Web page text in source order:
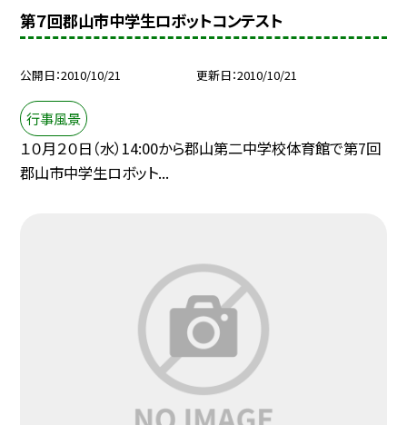
第７回郡山市中学生ロボットコンテスト
公開日 2010/10/21 更新日 2010/10/21
行事風景
１０月２０日（水）14:00から郡山第二中学校体育館で第7回
郡山市中学生ロボット...